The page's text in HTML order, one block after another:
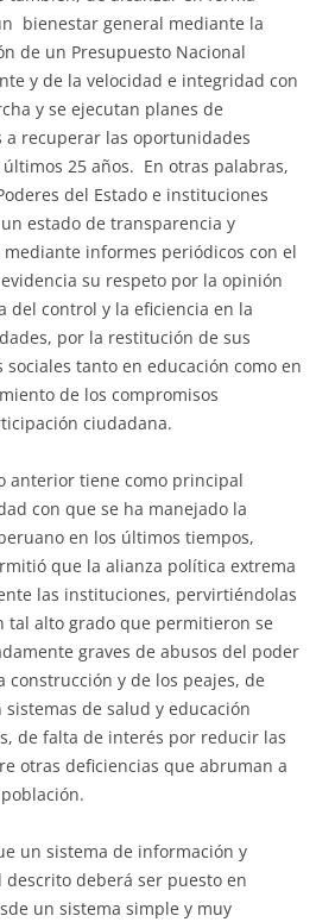
bienestar general mediante la
de un Presupuesto Nacional
y de la velocidad e integridad con
y se ejecutan planes de
recuperar las oportunidades
25 años. En otras palabras,
del Estado e instituciones
estado de transparencia y
informes periódicos con el
su respeto por la opinión
del control y la eficiencia en la
por la restitución de sus
tanto en educación como en
de los compromisos
ciudadana.
anterior tiene como principal
con que se ha manejado la
en los últimos tiempos,
que la alianza política extrema
las instituciones, pervirtiéndolas
tal alto grado que permitieron se
graves de abusos del poder
construcción y de los peajes, de
de salud y educación
de falta de interés por reducir las
otras deficiencias que abruman a
un sistema de información y
deberá ser puesto en
un sistema simple y muy